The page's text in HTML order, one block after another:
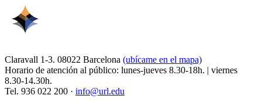
Claravall 1-3. 08022 Barcelona (ubícame en el mapa)
Horario de atención al público: lunes-jueves 8.30-18h. | viernes
8.30-14.30h.
Tel. 936 022 200 · info@url.edu